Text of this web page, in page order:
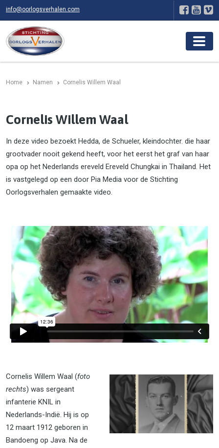
info@oorlogsverhalen.com
Home Namen Cornelis Willem Waal
Cornelis Willem Waal
In deze video bezoekt Hedda, de Schueler, kleindochter. die haar
grootvader nooit gekend heeft, voor het eerst het graf van haar
opa op het Nederlands ereveld Ereveld Chungkai in Thailand. Het
is vastgelegd op een door Pia Media voor de Stichting
Oorlogsverhalen gemaakte video.
Cornelis Willem Waal (foto
rechts) was sergeant
infanterie KNIL in
Nederlands-Indië. Hij is op
12 maart 1912 geboren in
Bandoeng op Java. Na de